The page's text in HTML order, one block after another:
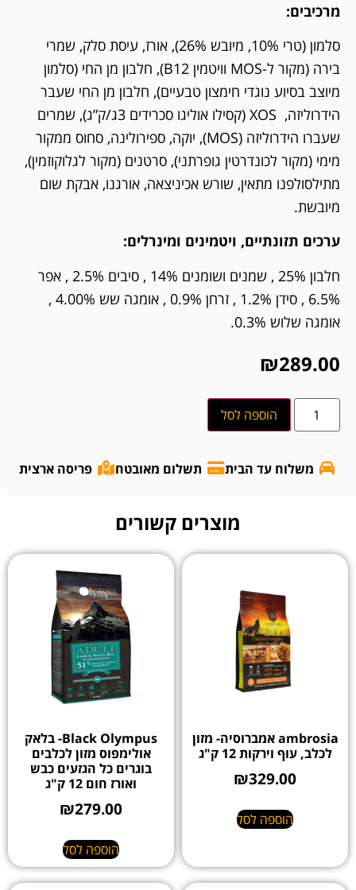
מרכיבים:
סלמון (טרי 10%, מיובש 26%), אורז, עיסת סלק, שמרי
בירה (מקור ל-MOS וויטמין B12), חלבון מן החי (סלמון
מיוצב בסיוע נוגדי חימצון טבעיים), חלבון מן החי שעבר
הידרוליזה, XOS (קסילו אוליגו סכרידים 3ג/ק”ג), שמרים
שעברו הידרוליזה (MOS), יוקה, ספירולינה, סחוס ממקור
מימי (מקור לכונדרטין גופרתני), סרטנים (מקור לגלוקוזמין),
מתילסולפנו מתאין, שורש אכיניצאה, אורגנו, אבקת שום
מיובשת.
ערכים תזונתיים, ויטמינים ומינרלים:
חלבון 25% , שמנים ושומנים 14% , סיבים 2.5% , אפר
6.5% , סידן 1.2% , זרחן 0.9% , אומגה שש 4.00% ,
אומגה שלוש 0.3%.
₪289.00
הוספה לסל
משלוח עד הבית תשלום מאובטח פריסה ארצית
מוצרים קשורים
ambrosia אמברוסיה- מזון
לכלב, עוף וירקות 12 ק"ג
₪329.00
הוספה לסל
Black Olympus- בלאק
אולימפוס מזון לכלבים
בוגרים כל הגזעים כבש
ואורז חום 12 ק"ג
₪279.00
הוספה לסל